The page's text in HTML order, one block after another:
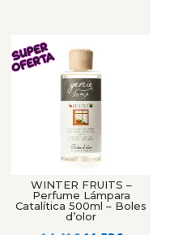
9.45€.
WINTER FRUITS –
Perfume Lámpara
Catalítica 500ml – Boles
d’olor